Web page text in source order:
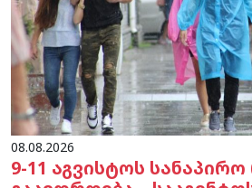
08.08.2026
9-11 აგვისტოს